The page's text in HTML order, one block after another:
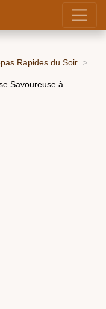
Rapides du Soir
Savoureuse à